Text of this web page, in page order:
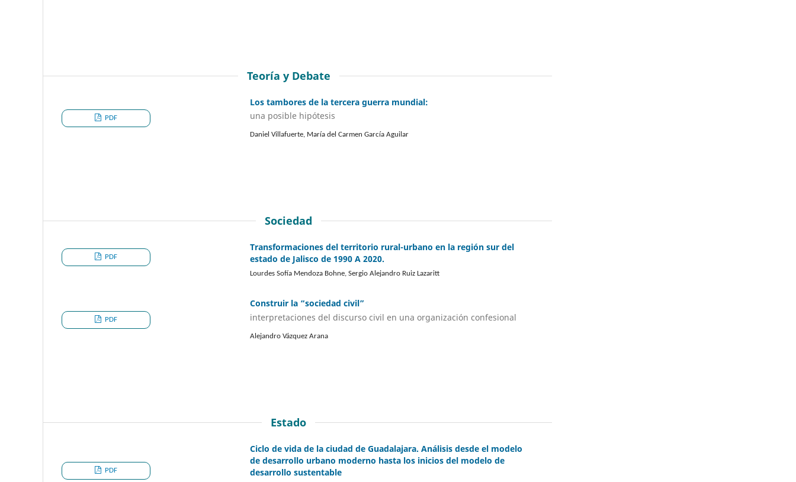
Teoría y Debate
Los tambores de la tercera guerra mundial:
una posible hipótesis
Daniel Villafuerte, María del Carmen García Aguilar
PDF
Sociedad
Transformaciones del territorio rural-urbano en la región sur del
estado de Jalisco de 1990 A 2020.
Lourdes Sofía Mendoza Bohne, Sergio Alejandro Ruiz Lazaritt
PDF
Construir la “sociedad civil”
interpretaciones del discurso civil en una organización confesional
Alejandro Vázquez Arana
PDF
Estado
Ciclo de vida de la ciudad de Guadalajara. Análisis desde el modelo
de desarrollo urbano moderno hasta los inicios del modelo de
desarrollo sustentable
PDF